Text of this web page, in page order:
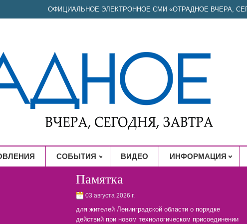
ОФИЦИАЛЬНОЕ ЭЛЕКТРОННОЕ СМИ «ОТРАДНОЕ ВЧЕРА,
СОБЫТИЯ ВИДЕО ИНФОРМАЦИЯ
Памятка
03 августа 2026 г.
для жителей Ленинградской области о порядке
действий при новом технологическом присоединении